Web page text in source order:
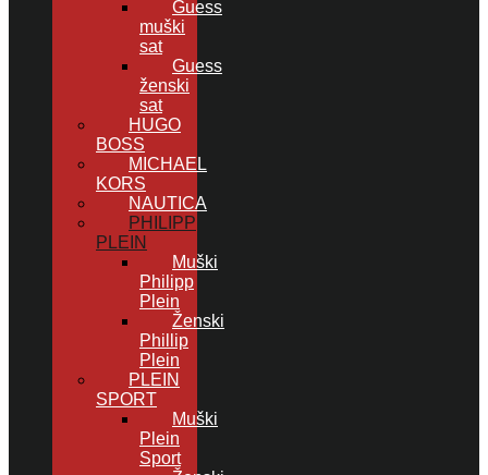
Guess
muški
sat
Guess
ženski
sat
HUGO
BOSS
MICHAEL
KORS
NAUTICA
PHILIPP
PLEIN
Muški
Philipp
Plein
Ženski
Phillip
Plein
PLEIN
SPORT
Muški
Plein
Sport